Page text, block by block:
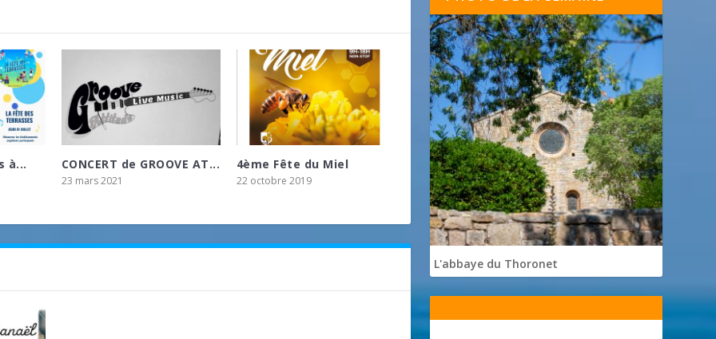
à... CONCERT de GROOVE AT...
23 mars 2021
4ème Fête du Miel
22 octobre 2019
L'abbaye du Thoronet